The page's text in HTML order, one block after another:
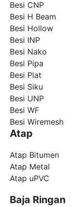
Besi CNP
Besi H Beam
Besi Hollow
Besi INP
Besi Nako
Besi Pipa
Besi Plat
Besi Siku
Besi UNP
Besi WF
Besi Wiremesh
Atap
Atap Bitumen
Atap Metal
Atap uPVC
Baja Ringan